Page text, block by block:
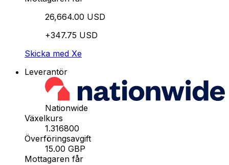
26,664.00 USD
+347.75 USD
Skicka med Xe
Leverantör
Nationwide
Växelkurs
1.316800
Överföringsavgift
15.00 GBP
Mottagaren får